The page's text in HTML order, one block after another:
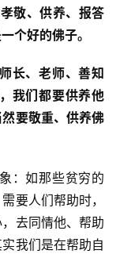
敬、供养、报答
个好的佛子。
长、老师、善知
我们都要供养他
要敬重、供养佛
：如那些贫穷的
要人们帮助时，
去同情他、帮助
我们是在帮助自